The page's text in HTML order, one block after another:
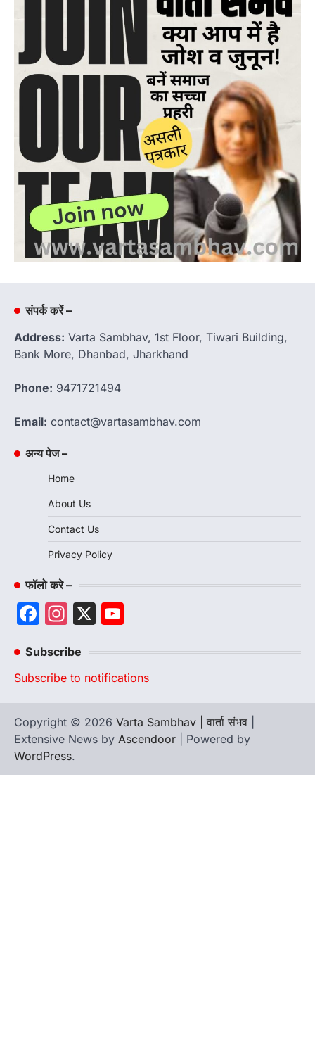
संपर्क करें –
Address: Varta Sambhav, 1st Floor, Tiwari Building,
Bank More, Dhanbad, Jharkhand
Phone: 9471721494
Email: contact@vartasambhav.com
अन्य पेज –
Home
About Us
Contact Us
Privacy Policy
फॉलो करे –
Facebook
Instagram
X
Subscribe
Subscribe to notifications
Copyright © 2026 Varta Sambhav | वार्ता संभव
Extensive News by Ascendoor | Powered by
WordPress.